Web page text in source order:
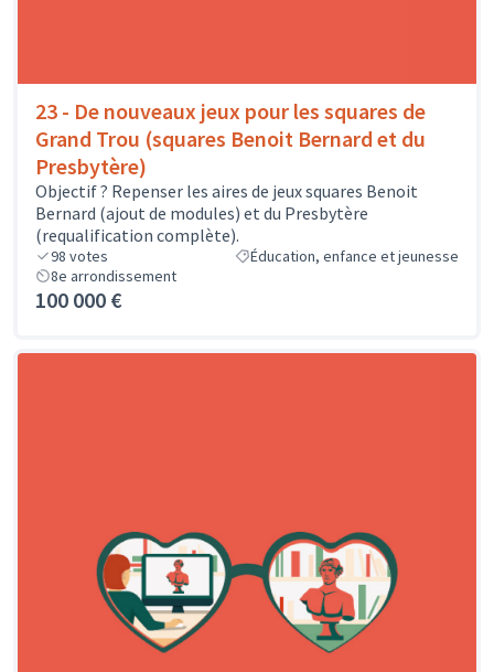
23 - De nouveaux jeux pour les squares de
Grand Trou (squares Benoit Bernard et du
Presbytère)
Objectif ? Repenser les aires de jeux squares Benoit
Bernard (ajout de modules) et du Presbytère
(requalification complète).
98 votes
Éducation, enfance et jeunesse
8e arrondissement
100 000 €